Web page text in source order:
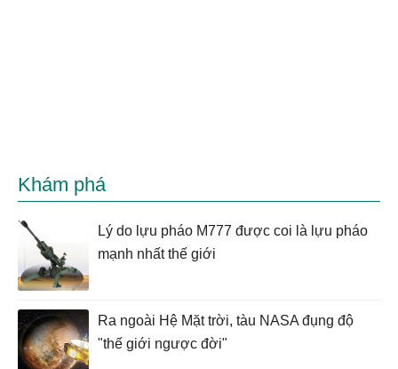
Khám phá
Lý do lựu pháo M777 được coi là lựu pháo
mạnh nhất thế giới
Ra ngoài Hệ Mặt trời, tàu NASA đụng độ
"thế giới ngược đời"